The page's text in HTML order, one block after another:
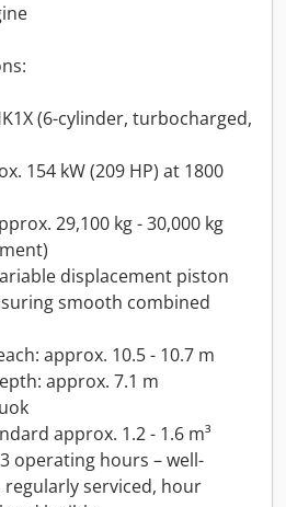
(6-cylinder, turbocharged,
154 kW (209 HP) at 1800
29,100 kg - 30,000 kg
displacement piston
smooth combined
approx. 10.5 - 10.7 m
approx. 7.1 m
approx. 1.2 - 1.6 m³
operating hours – well-
serviced, hour